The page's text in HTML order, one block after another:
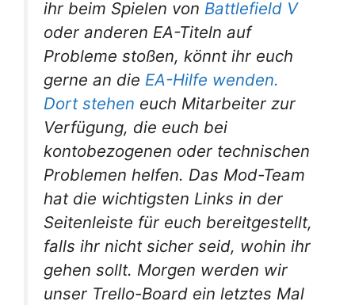
ihr beim Spielen von Battlefield V
oder anderen EA-Titeln auf
Probleme stoßen, könnt ihr euch
gerne an die EA-Hilfe wenden.
Dort stehen euch Mitarbeiter zur
Verfügung, die euch bei
kontobezogenen oder technischen
Problemen helfen. Das Mod-Team
hat die wichtigsten Links in der
Seitenleiste für euch bereitgestellt,
falls ihr nicht sicher seid, wohin ihr
gehen sollt. Morgen werden wir
unser Trello-Board ein letztes Mal